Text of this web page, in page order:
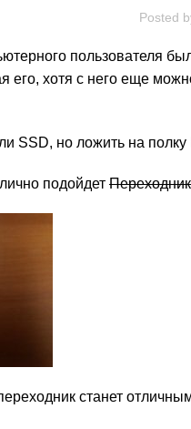
Posted
пользователя
его, хотя с него еще
SSD, но ложить на
подойдет
станет